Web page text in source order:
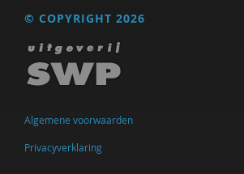
© COPYRIGHT 2026
Algemene voorwaarden
Privacyverklaring